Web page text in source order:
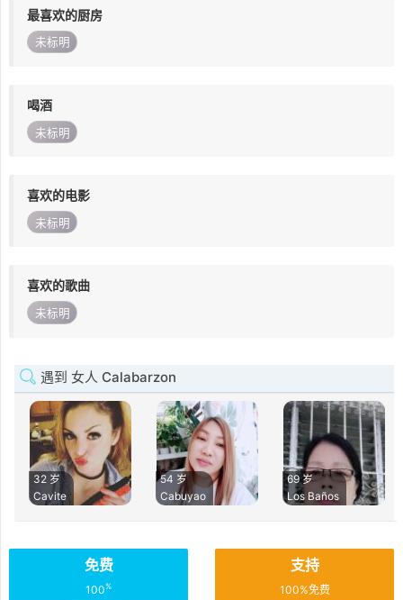
最喜欢的厨房
未标明
喝酒
未标明
喜欢的电影
未标明
喜欢的歌曲
未标明
遇到 女人 Calabarzon
32 岁
Cavite
54 岁
Cabuyao
69 岁
Los Baños
免费
100%
支持
100%免费